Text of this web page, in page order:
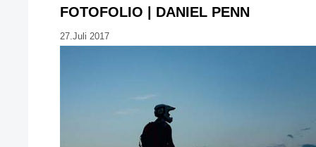
FOTOFOLIO | DANIEL PENN
27.Juli 2017